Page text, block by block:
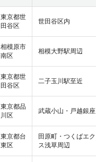
東京都世
田谷区
世田谷区内
相模原市
南区
相模大野駅周辺
東京都世
田谷区
二子玉川駅至近
東京都品
川区
武蔵小山・戸越銀
東京都台
東区
田原町・つくばエ
ス浅草周辺